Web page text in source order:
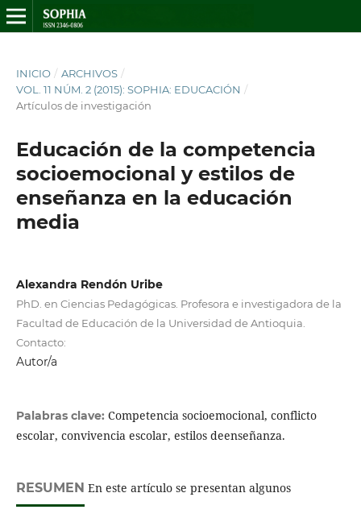
INICIO / ARCHIVOS /
VOL. 11 NÚM. 2 (2015): SOPHIA: EDUCACIÓN /
Artículos de investigación
Educación de la competencia
socioemocional y estilos de
enseñanza en la educación
media
Alexandra Rendón Uribe
PhD. en Ciencias Pedagógicas. Profesora e investigadora de la
Facultad de Educación de la Universidad de Antioquia.
Contacto:
Autor/a
Palabras clave: Competencia socioemocional, conflicto
escolar, convivencia escolar, estilos deenseñanza.
RESUMEN En este artículo se presentan algunos